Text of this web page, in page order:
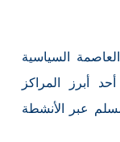
السياسية
أبرز المراكز
عبر الأنشطة